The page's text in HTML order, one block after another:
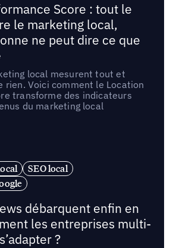
Score : tout le
le marketing local,
ne peut dire ce que
local mesurent tout et
rien. Voici comment le Location
transforme des indicateurs
du marketing local
SEO local
débarquent enfin en
les entreprises multi-
?